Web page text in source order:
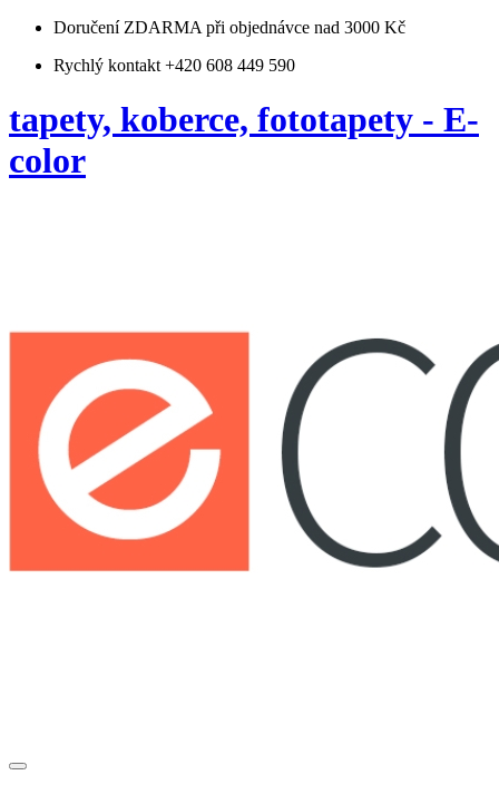
Doručení ZDARMA při objednávce nad 3000 Kč
Rychlý kontakt +420 608 449 590
tapety, koberce, fototapety - E-
color